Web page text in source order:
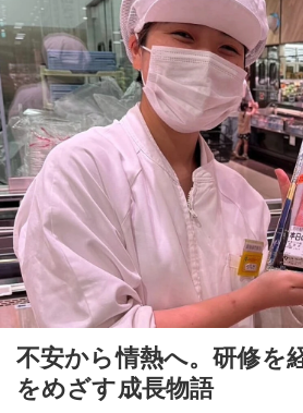
不安から情熱へ。研修を
をめざす成長物語